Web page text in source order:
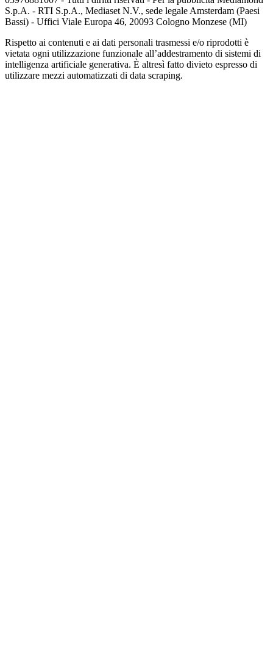
S.p.A. - RTI S.p.A., Mediaset N.V., sede legale Amsterdam (Paesi
Bassi) - Uffici Viale Europa 46, 20093 Cologno Monzese (MI)
Rispetto ai contenuti e ai dati personali trasmessi e/o riprodotti è
vietata ogni utilizzazione funzionale all’addestramento di sistemi di
intelligenza artificiale generativa. È altresì fatto divieto espresso di
utilizzare mezzi automatizzati di data scraping.